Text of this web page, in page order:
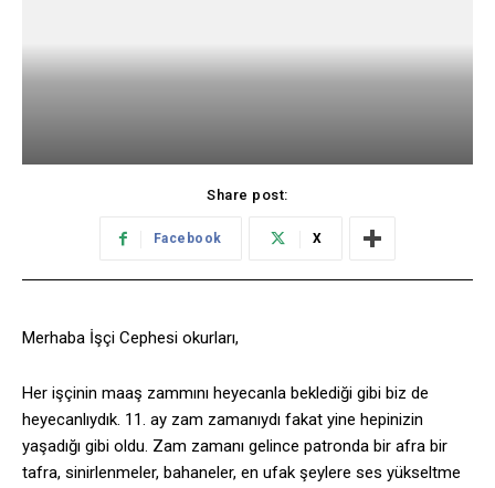
Share post:
Facebook X
Merhaba İşçi Cephesi okurları,
Her işçinin maaş zammını heyecanla beklediği gibi biz de
heyecanlıydık. 11. ay zam zamanıydı fakat yine hepinizin
yaşadığı gibi oldu. Zam zamanı gelince patronda bir afra bir
tafra, sinirlenmeler, bahaneler, en ufak şeylere ses yükseltme